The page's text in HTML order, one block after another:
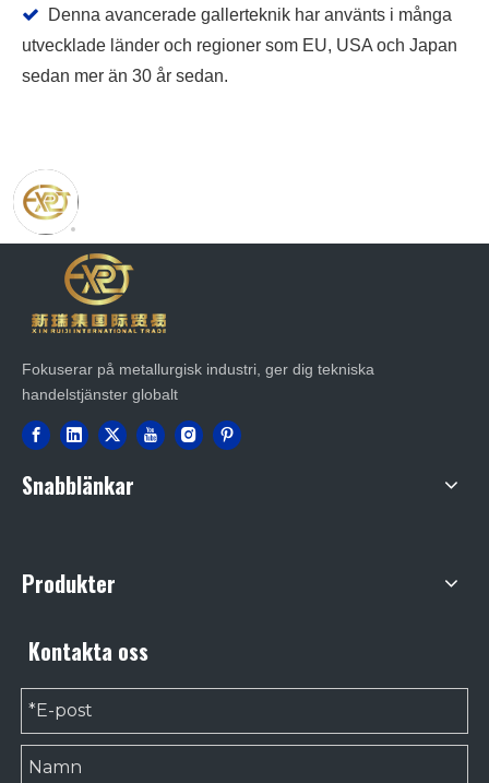

Denna avancerade gallerteknik har använts i många
utvecklade länder och regioner som EU, USA och Japan
sedan mer än 30 år sedan.
Fokuserar på metallurgisk industri, ger dig tekniska
handelstjänster globalt
Snabblänkar
Produkter
Kontakta oss